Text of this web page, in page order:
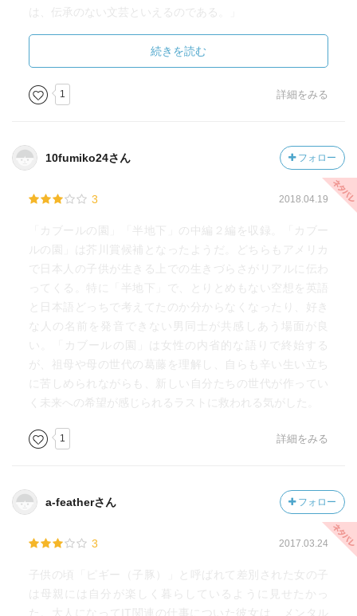
は、伝承のない文芸といえるのである。」
これを読むと、正に、ジョンがレイを励ました内容に当て
はまり、また、祖母の日本語の教育から逃げたレイの母の
事実、母のために母の望む自分でいようと、自らを偽り、
結果、母から逃げ出したレイにも該当し、自分の無力さを
が、ここで、思わぬ進展もあります。
仕事仲間の気遣いで長期休暇を取ったレイは、当時、祖父
母が収用されていた「マンザナー日系人収容所跡」を訪れ
します。
母は、日本語嫌いというよりは、アメリカの何にでもなれ
母が生きている間に気付けなかった事を、悔やみ、レイ
は、小学校時代の虐めを、「人種差別」では決してないと
断言したことが、最大の偽りだったことを実感します。そ
れぞれをお互いの会話で確認しての和解となるのですが、
続きを読む
1 詳細をみる
10fumiko24さん フォロー
3 2018.04.19
「カブールの園」「半地下」の中編２編を収録。「カブー
ルの園」は芥川賞候補となったようだ。どちらもアメリカ
で日本人の子供が生きる上での生きづらさがリアルに伝わ
ってくる。特に「半地下」で、とりとめもない空想を英語
と日本語どっちで考えてたのか分からなくなったり、好き
な人の名前を発音できない男同士が共感しあう場面が良
い。「カブールの園」は女性の内省的な語りで終始する
が、祖母や母の世代の葛藤を理解し、自らも辛い生い立ち
に苦しめられながらも、新しい自分たちの世代が作ってい
く未来への希望が感じられるラストに救われる気がした。
1 詳細をみる
a-featherさん フォロー
3 2017.03.24
子供の頃「ピギー（子豚）」と呼ばれて差別された女の子
は母親には自分が楽しく暮らしているように見せたかっ
た。大人になってIT関連の仕事についた彼女は、メンタル